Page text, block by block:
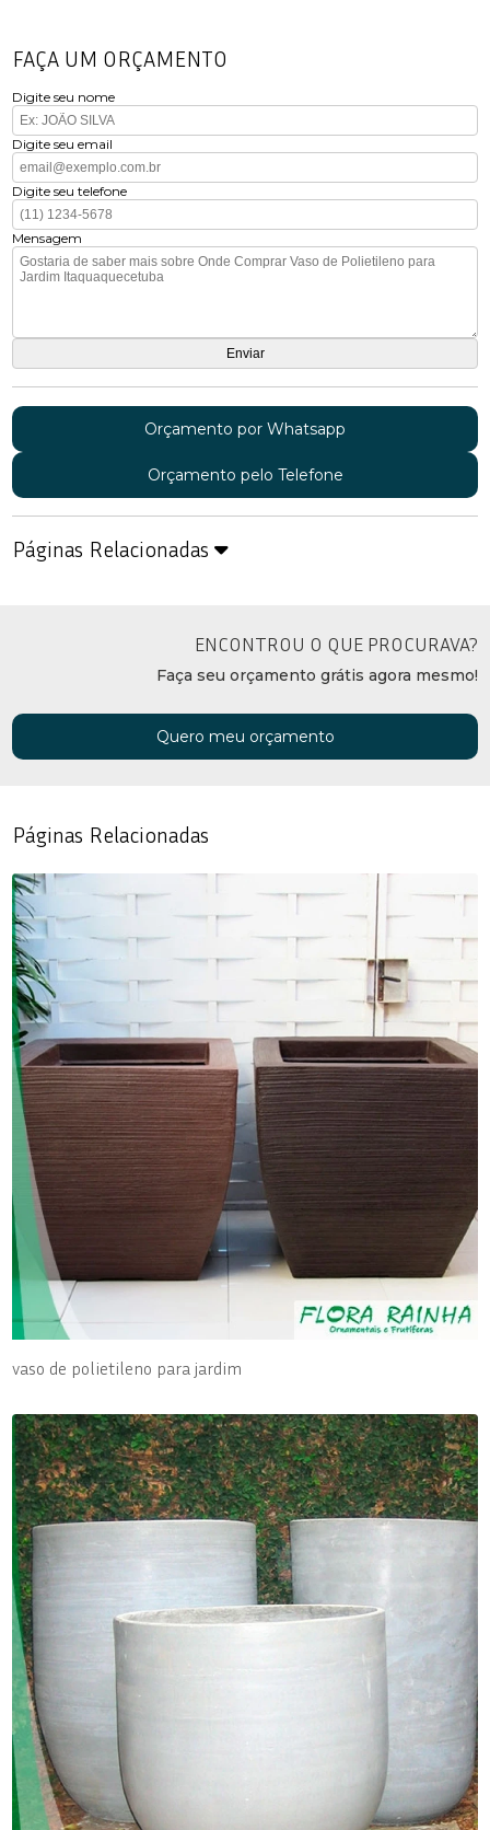
FAÇA UM ORÇAMENTO
Digite seu nome
Digite seu email
Digite seu telefone
Mensagem
Orçamento por Whatsapp
Orçamento pelo Telefone
Páginas Relacionadas
ENCONTROU O QUE PROCURAVA?
Faça seu orçamento grátis agora mesmo!
Quero meu orçamento
Páginas Relacionadas
vaso de polietileno para jardim